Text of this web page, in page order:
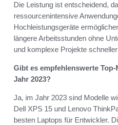
Die Leistung ist entscheidend,
ressourcenintensive
Hochleistungsgeräte
längere Arbeitsstunden ohne
und komplexe Projekte
Gibt es empfehlenswerte
Jahr 2023?
Ja, im Jahr 2023 sind Modelle
Dell XPS 15 und Lenovo
besten Laptops für Entwickler.